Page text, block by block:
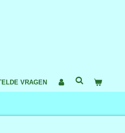
VRAGEN